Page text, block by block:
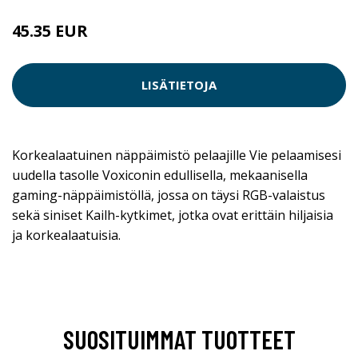
45.35 EUR
LISÄTIETOJA
Korkealaatuinen näppäimistö pelaajille Vie pelaamisesi
uudella tasolle Voxiconin edullisella, mekaanisella
gaming-näppäimistöllä, jossa on täysi RGB-valaistus
sekä siniset Kailh-kytkimet, jotka ovat erittäin hiljaisia
ja korkealaatuisia.
SUOSITUIMMAT TUOTTEET